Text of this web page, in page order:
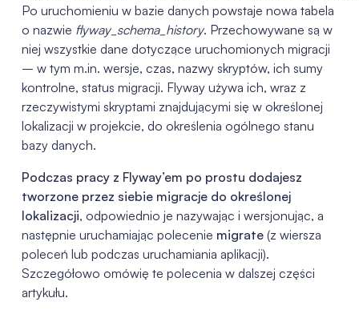
Po uruchomieniu w bazie danych powstaje nowa tabela
o nazwie flyway_schema_history. Przechowywane są w
niej wszystkie dane dotyczące uruchomionych migracji
– w tym m.in. wersje, czas, nazwy skryptów, ich sumy
kontrolne, status migracji. Flyway używa ich, wraz z
rzeczywistymi skryptami znajdującymi się w określonej
lokalizacji w projekcie, do określenia ogólnego stanu
bazy danych.
Podczas pracy z Flyway’em po prostu dodajesz
tworzone przez siebie migracje do określonej
lokalizacji, odpowiednio je nazywając i wersjonując, a
następnie uruchamiając polecenie migrate(z wiersza
poleceń lub podczas uruchamiania aplikacji).
Szczegółowo omówię te polecenia w dalszej części
artykułu.